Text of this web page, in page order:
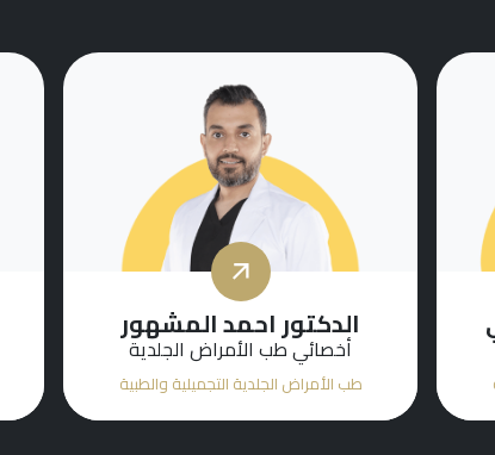
الدكتور عبدالقادر رامو
طبيب ممارس عام
طب الأمراض الجلدية التجميلية والطبية